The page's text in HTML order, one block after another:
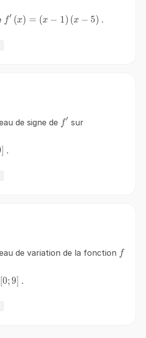
f'\left(x\right)=\left(x-
f′ (x) = (x − 1) (x − 5) .
de signe de f'
f′ sur
.
de variation de la fonction ff
\left[0;9\right]
0;9 .